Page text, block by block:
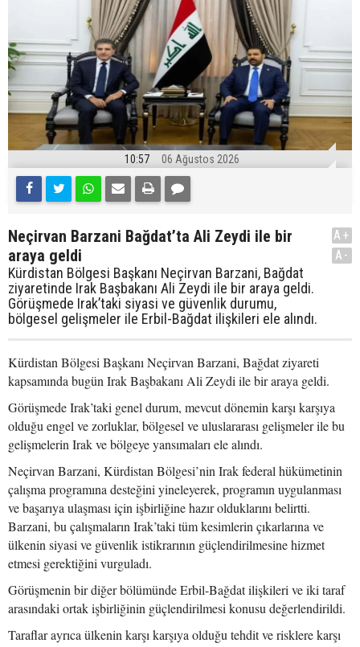
10:57 06 Ağustos 2026
Neçirvan Barzani Bağdat’ta Ali Zeydi ile bir
araya geldi
Kürdistan Bölgesi Başkanı Neçirvan Barzani, Bağdat
ziyaretinde Irak Başbakanı Ali Zeydi ile bir araya geldi.
Görüşmede Irak’taki siyasi ve güvenlik durumu,
bölgesel gelişmeler ile Erbil-Bağdat ilişkileri ele alındı.
A+
A-
Kürdistan Bölgesi Başkanı Neçirvan Barzani, Bağdat ziyareti
kapsamında bugün Irak Başbakanı Ali Zeydi ile bir araya geldi.
Görüşmede Irak’taki genel durum, mevcut dönemin karşı karşıya
olduğu engel ve zorluklar, bölgesel ve uluslararası gelişmeler ile bu
gelişmelerin Irak ve bölgeye yansımaları ele alındı.
Neçirvan Barzani, Kürdistan Bölgesi’nin Irak federal hükümetinin
çalışma programına desteğini yineleyerek, programın uygulanması
ve başarıya ulaşması için işbirliğine hazır olduklarını belirtti.
Barzani, bu çalışmaların Irak’taki tüm kesimlerin çıkarlarına ve
ülkenin siyasi ve güvenlik istikrarının güçlendirilmesine hizmet
etmesi gerektiğini vurguladı.
Görüşmenin bir diğer bölümünde Erbil-Bağdat ilişkileri ve iki taraf
arasındaki ortak işbirliğinin güçlendirilmesi konusu değerlendirildi.
Taraflar ayrıca ülkenin karşı karşıya olduğu tehdit ve risklere karşı